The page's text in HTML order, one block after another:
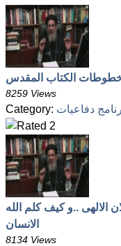
8259 Views
Category: دفاعيات
الاعلان الالهى ..و كيف كلم الله
الانسان
8134 Views